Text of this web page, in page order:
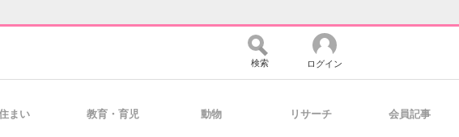
検索 ログイン
まい 教育・育児 動物 リサーチ 会員記事